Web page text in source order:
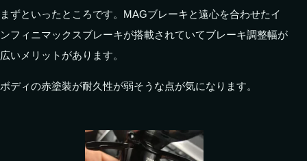
まずといったところです。MAGブレーキと遠心を合わせたイ
ンフィニマックスブレーキが搭載されていてブレーキ調整幅が
広いメリットがあります。
ボディの赤塗装が耐久性が弱そうな点が気になります。